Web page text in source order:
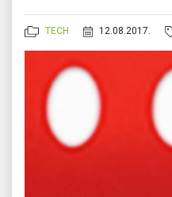
TECH 12.08.2017.